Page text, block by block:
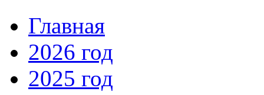
Главная
2026 год
2025 год